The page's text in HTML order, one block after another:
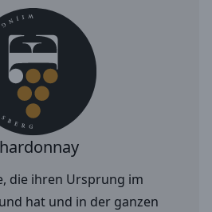
die ihren Ursprung im
hat und in der ganzen